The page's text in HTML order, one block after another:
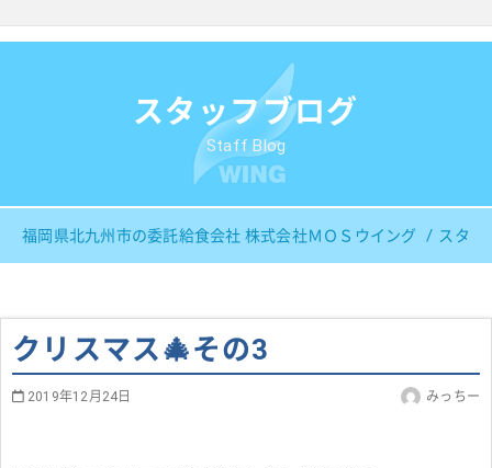
スタッフブログ
Staff Blog
福岡県北九州市の委託給食会社 株式会社ＭＯＳウイング スタッ
クリスマス🎄その3
2019年12月24日 みっちー